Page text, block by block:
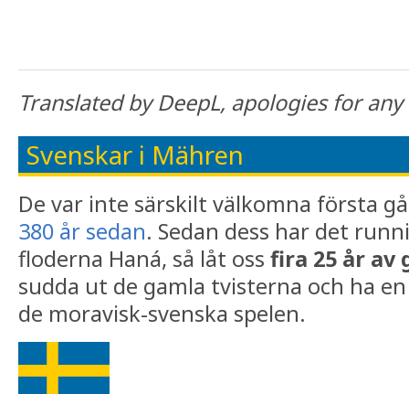
Translated by DeepL, apologies for
Svenskar i Mähren
De var inte särskilt välkomna första
380 år sedan. Sedan dess har det
floderna Haná, så låt oss fira 25 år av
sudda ut de gamla tvisterna och ha
de moravisk-svenska spelen.